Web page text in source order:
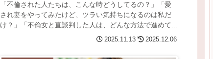
「不倫された人たちは、こんな時どうしてるの？」「愛
され妻をやってみたけど、ツラい気持ちになるのは私だ
け？」「不倫女と直談判した人は、どんな方法で進めて...
2025.11.13 2025.12.06